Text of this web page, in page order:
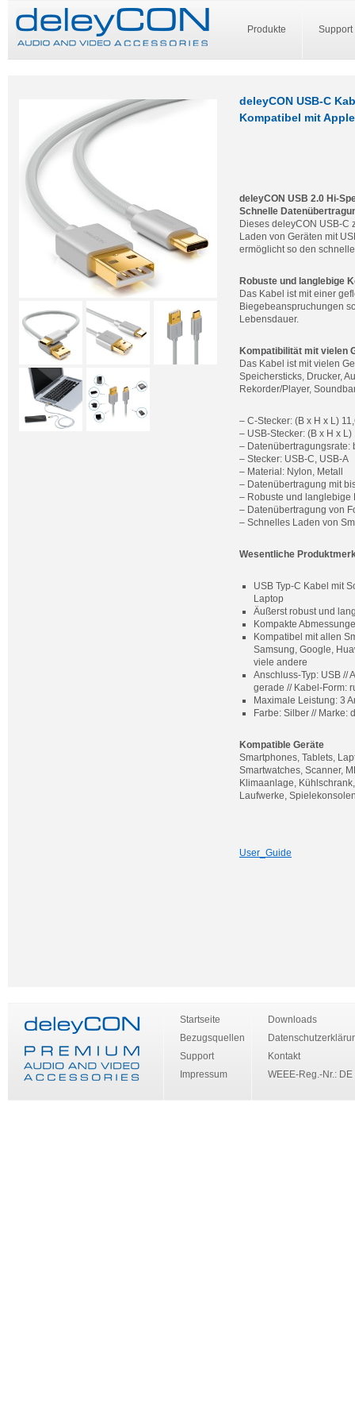
Produkte Support
deleyCON USB-C
Kompatibel mit
deleyCON USB 2.0 Hi-
Schnelle
Dieses deleyCON USB-C
Laden von Geräten mit
ermöglicht so den
Robuste und langlebige
Das Kabel ist mit einer
Biegebeanspruchungen
Lebensdauer.
Kompatibilität mit vielen
Das Kabel ist mit vielen
Speichersticks, Drucker,
Rekorder/Player,
– C-Stecker: (B x H x L)
– USB-Stecker: (B x H x
– Datenübertragungsrate:
– Stecker: USB-C, USB-A
– Material: Nylon, Metall
– Datenübertragung mit
– Robuste und langlebige
– Datenübertragung von
– Schnelles Laden von
Wesentliche
USB Typ-C Kabel mit
Laptop
Äußerst robust und
Kompakte
Kompatibel mit allen
Samsung, Google,
viele andere
Anschluss-Typ: USB //
gerade // Kabel-Form:
Maximale Leistung: 3
Farbe: Silber // Marke:
Kompatible Geräte
Smartphones, Tablets,
Smartwatches, Scanner,
Klimaanlage,
Laufwerke,
User_Guide
Startseite
Bezugsquellen
Support
Impressum
Downloads
Kontakt
WEEE-Reg.-Nr.: